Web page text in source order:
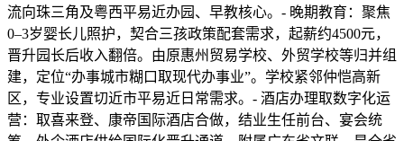
流向珠三角及粤西平易近办园、早教核心。- 晚期教育：聚焦
0–3岁婴长儿照护，契合三孩政策配套需求，起薪约4500元，
晋升园长后收入翻倍。由原惠州贸易学校、外贸学校等归并组
建，定位“办事城市糊口取现代办事业”。学校紧邻仲恺高新
区，专业设置切近市平易近日常需求。- 酒店办理取数字化运
营：取喜来登、康帝国际酒店合做，结业生任前台、宴会统